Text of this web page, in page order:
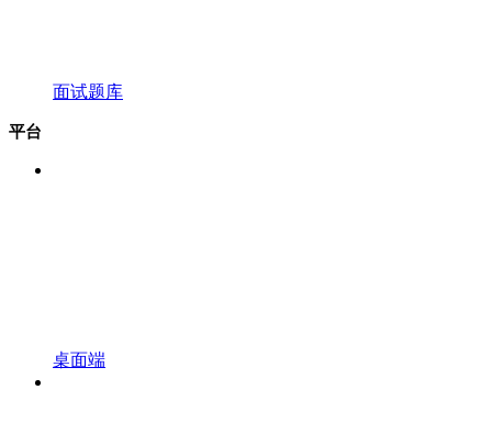
面试题库
平台
桌面端